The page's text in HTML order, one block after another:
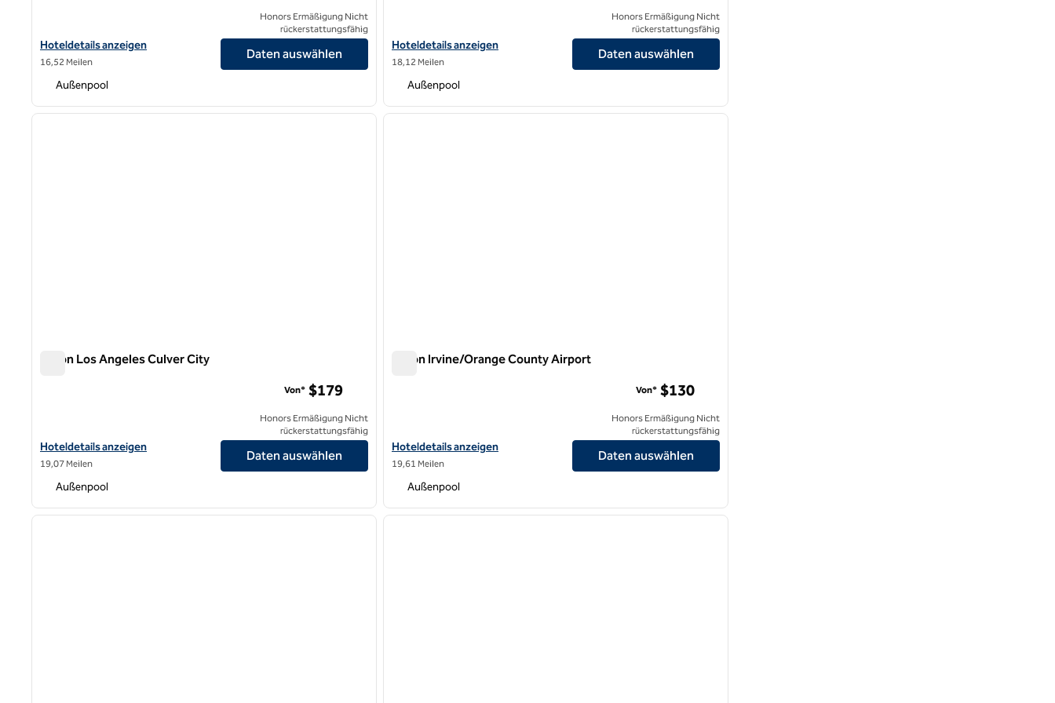
Hoteldetails für das Hilton Los Angeles Airport anzeigen
Hoteldetails anzeigen
16,52 Meilen
Honors Ermäßigung Nicht
rückerstattungsfähig
Daten auswählen
Außenpool
Hoteldetails für Hilton Orange County/Costa Mesa anzeigen
Hoteldetails anzeigen
18,12 Meilen
Honors Ermäßigung Nicht
rückerstattungsfähig
Daten auswählen
Außenpool
1 von 12
nächstes Bild
Hilton Los Angeles Culver City
Hoteldetails für das Hilton Los Angeles Culver City anzeigen
Hoteldetails anzeigen
19,07 Meilen
Von* $179
Honors Ermäßigung Nicht
rückerstattungsfähig
Daten auswählen
Außenpool
1 von 12
nächstes Bild
Hilton Irvine/Orange County Airport
Hoteldetails zum Hilton Irvine/Orange County Airport anzeigen
Hoteldetails anzeigen
19,61 Meilen
Von* $130
Honors Ermäßigung Nicht
rückerstattungsfähig
Daten auswählen
Außenpool
1 von 12
nächstes Bild
1 von 12
nächstes Bild